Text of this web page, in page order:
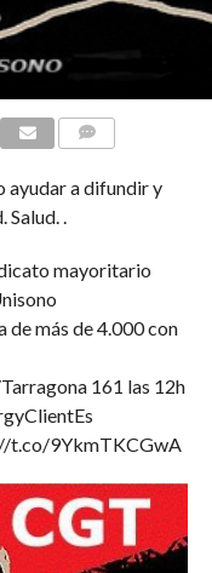
ayudar a difundir y
.
mayoritario
de más de 4.000 con
161 las 12h
t.co/9YkmTKCGwA